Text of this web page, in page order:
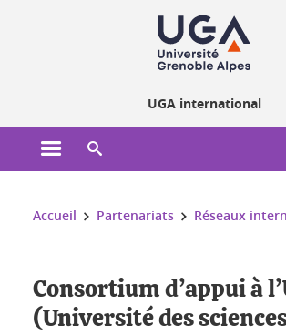
UGA international
Ouvrir le menu principal
Vous êtes ici :
Accueil Partenariats Réseaux
Consortium d’appui à
(Université des